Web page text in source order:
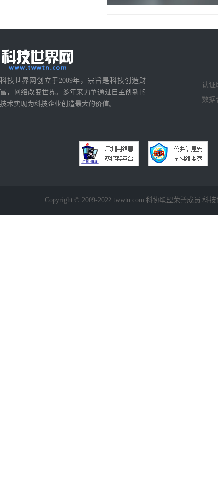
科技世界网创立于2009年，宗旨是科技创造财
富，网络改变世界。多年来力争通过自主创新的
技术实现为科技企业创造最大的价值。
认证
数据
Copyright © 2009-2022 twwtn.com 科协联盟荣誉成员 科